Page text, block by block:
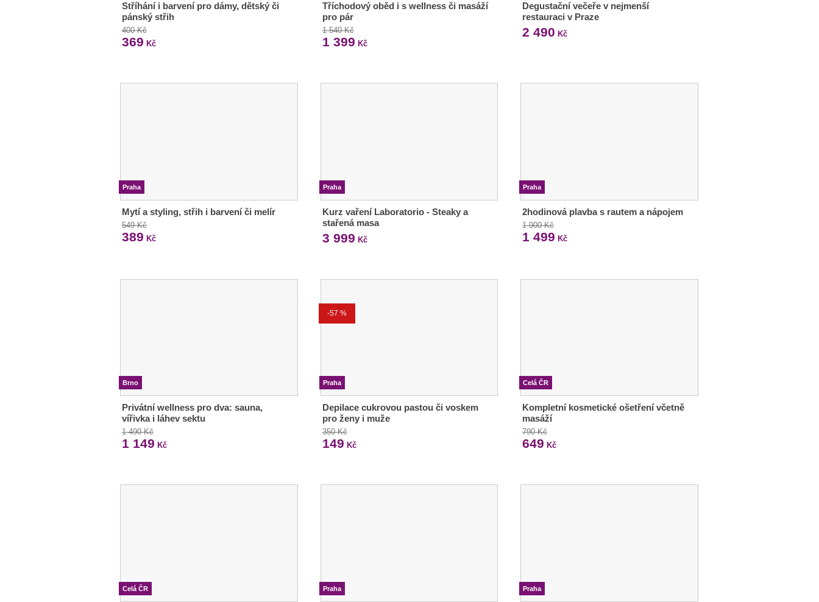
Stříhání i barvení pro dámy, dětský či
pánský střih
400 Kč
369 Kč
Tříchodový oběd i s wellness či masáží
pro pár
1 540 Kč
1 399 Kč
Degustační večeře v nejmenší
restauraci v Praze
2 490 Kč
Praha
Mytí a styling, střih i barvení či melír
549 Kč
389 Kč
Praha
Kurz vaření Laboratorio - Steaky a
stařená masa
3 999 Kč
Praha
2hodinová plavba s rautem a nápojem
1 900 Kč
1 499 Kč
Brno
Privátní wellness pro dva: sauna,
vířivka i láhev sektu
1 490 Kč
1 149 Kč
-57 %
Praha
Depilace cukrovou pastou či voskem
pro ženy i muže
350 Kč
149 Kč
Celá ČR
Kompletní kosmetické ošetření včetně
masáží
790 Kč
649 Kč
Celá ČR Praha Praha